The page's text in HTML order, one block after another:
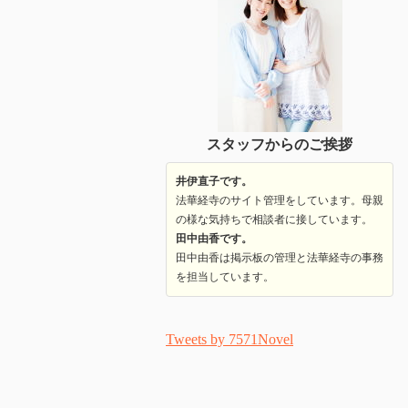
スタッフからのご挨拶
井伊直子です。
法華経寺のサイト管理をしています。母親
の様な気持ちで相談者に接しています。
田中由香です。
田中由香は掲示板の管理と法華経寺の事務
を担当しています。
Tweets by 7571Novel